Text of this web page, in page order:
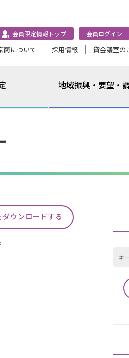
会員限定情報トップ 会員ログイン
商について 採用情報 貸会議室の
地域振興・要望・
ダウンロードする